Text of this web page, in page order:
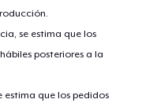
se estima que los
posteriores a la
estima que los pedidos